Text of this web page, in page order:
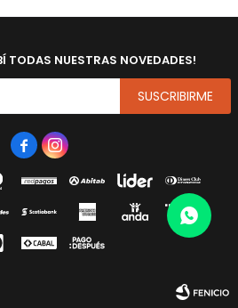
TODAS NUESTRAS NOVEDADES!
SUSCRIBIRME
 